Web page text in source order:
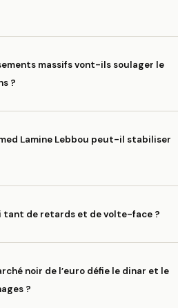
massifs vont-ils soulager le
?
Lamine Lebbou peut-il stabiliser
tant de retards et de volte-face ?
noir de l’euro défie le dinar et le
?